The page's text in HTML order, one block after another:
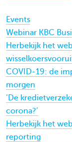
Events
Webinar KBC
Herbekijk het
COVID-19: de
morgen
‘De
corona?’
Herbekijk het
reporting